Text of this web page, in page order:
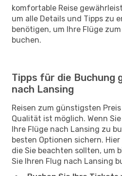
komfortable Reise
um alle Details und Tipps zu
benötigen, um Ihre Flüge
buchen.
Tipps für die Buchung
nach Lansing
Reisen zum günstigsten
Qualität ist möglich. Wenn
Ihre Flüge nach Lansing zu
besten Optionen sichern.
die Sie beachten sollten, um
Sie Ihren Flug nach Lansing